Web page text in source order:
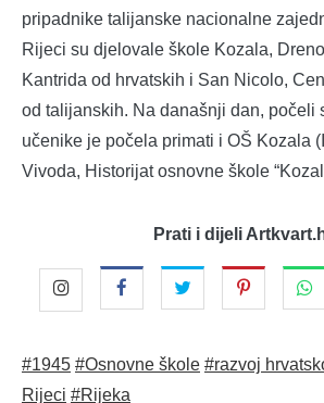
pripadnike talijanske nacionalne
Rijeci su djelovale škole Kozala,
Kantrida od hrvatskih i San Nicolo,
od talijanskih. Na današnji dan, počeli
učenike je počela primati i OŠ Kozala
Vivoda, Historijat osnovne škole
Prati i dijeli
#1945 #Osnovne škole #razvoj
Rijeci #Rijeka